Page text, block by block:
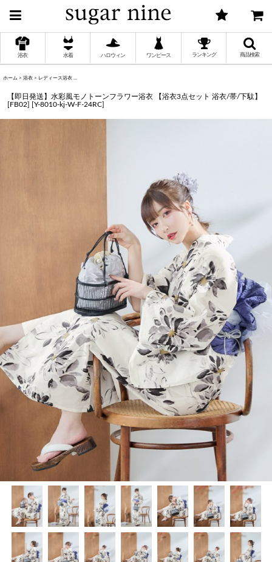
浴衣 水着 ハロウィン ワンピース ランキング 商品検索
ホーム > 浴衣 > レディース浴衣
【即日発送】水彩風モノトーンフラワー浴衣 【浴衣3点セット 浴衣/帯/下駄】
[FB02] [Y-8010-kj-W-F-24RC]